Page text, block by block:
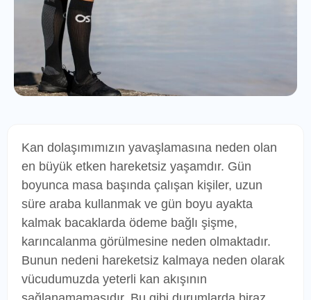
Kan dolaşımımızın yavaşlamasına neden olan
en büyük etken hareketsiz yaşamdır. Gün
boyunca masa başında çalışan kişiler, uzun
süre araba kullanmak ve gün boyu ayakta
kalmak bacaklarda ödeme bağlı şişme,
karıncalanma görülmesine neden olmaktadır.
Bunun nedeni hareketsiz kalmaya neden olarak
vücudumuzda yeterli kan akışının